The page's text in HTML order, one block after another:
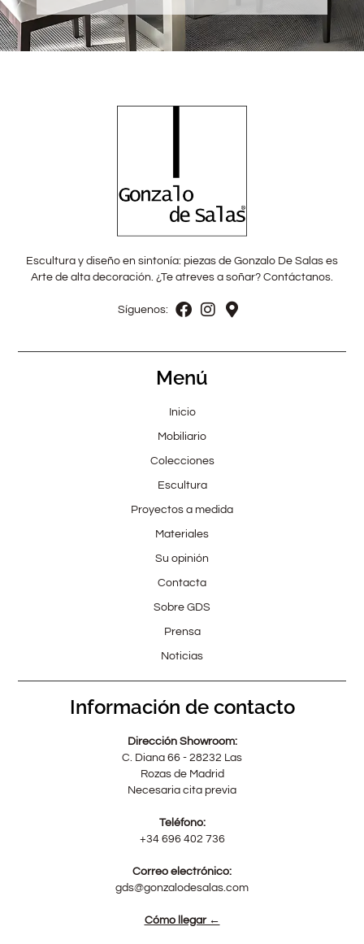
Escultura y diseño en sintonía: piezas de Gonzalo De Salas es
Arte de alta decoración. ¿Te atreves a soñar? Contáctanos.
Síguenos:
Menú
Inicio
Mobiliario
Colecciones
Escultura
Proyectos a medida
Materiales
Su opinión
Contacta
Sobre GDS
Prensa
Noticias
Información de contacto
Dirección Showroom:
C. Diana 66 - 28232 Las
Rozas de Madrid
Necesaria cita previa
Teléfono:
+34 696 402 736
Correo electrónico:
gds@gonzalodesalas.com
Cómo llegar ←